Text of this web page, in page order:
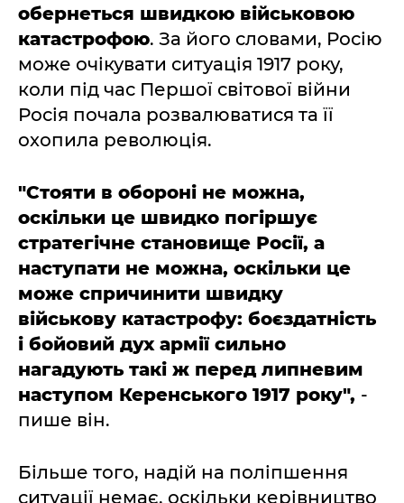
обернеться швидкою військовою
катастрофою. За його словами, Росію
може очікувати ситуація 1917 року,
коли під час Першої світової війни
Росія почала розвалюватися та її
охопила революція.
"Стояти в обороні не можна,
оскільки це швидко погіршує
стратегічне становище Росії, а
наступати не можна, оскільки це
може спричинити швидку
військову катастрофу: боєздатність
і бойовий дух армії сильно
нагадують такі ж перед липневим
наступом Керенського 1917 року", -
пише він.
Більше того, надій на поліпшення
ситуації немає, оскільки керівництво